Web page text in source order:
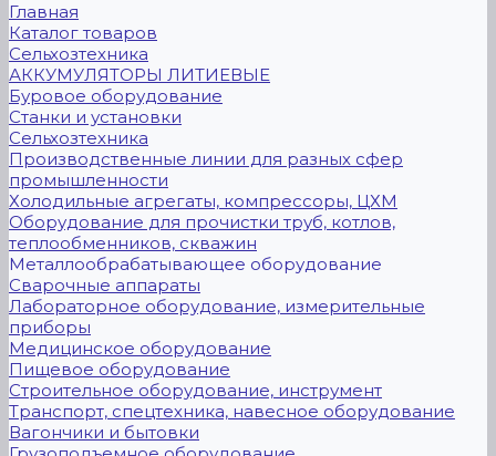
Главная
Каталог товаров
Сельхозтехника
АККУМУЛЯТОРЫ ЛИТИЕВЫЕ
Буровое оборудование
Станки и установки
Сельхозтехника
Производственные линии для разных сфер
промышленности
Холодильные агрегаты, компрессоры, ЦХМ
Оборудование для прочистки труб, котлов,
теплообменников, скважин
Металлообрабатывающее оборудование
Сварочные аппараты
Лабораторное оборудование, измерительные
приборы
Медицинское оборудование
Пищевое оборудование
Строительное оборудование, инструмент
Транспорт, спецтехника, навесное оборудование
Вагончики и бытовки